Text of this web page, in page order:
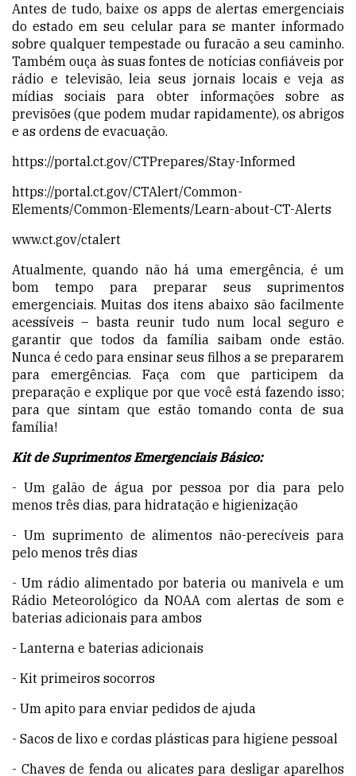
Antes de tudo, baixe os apps de alertas emergenciais
do estado em seu celular para se manter informado
sobre qualquer tempestade ou furacão a seu caminho.
Também ouça às suas fontes de notícias confiáveis por
rádio e televisão, leia seus jornais locais e veja as
mídias sociais para obter informações sobre as
previsões (que podem mudar rapidamente), os abrigos
e as ordens de evacuação.
https://portal.ct.gov/CTPrepares/Stay-Informed
https://portal.ct.gov/CTAlert/Common-
Elements/Common-Elements/Learn-about-CT-Alerts
www.ct.gov/ctalert
Atualmente, quando não há uma emergência, é um
bom tempo para preparar seus suprimentos
emergenciais. Muitas dos itens abaixo são facilmente
acessíveis – basta reunir tudo num local seguro e
garantir que todos da família saibam onde estão.
Nunca é cedo para ensinar seus filhos a se prepararem
para emergências. Faça com que participem da
preparação e explique por que você está fazendo isso;
para que sintam que estão tomando conta de sua
família!
Kit de Suprimentos Emergenciais Básico:
- Um galão de água por pessoa por dia para pelo
menos três dias, para hidratação e higienização
- Um suprimento de alimentos não-perecíveis para
pelo menos três dias
- Um rádio alimentado por bateria ou manivela e um
Rádio Meteorológico da NOAA com alertas de som e
baterias adicionais para ambos
- Lanterna e baterias adicionais
- Kit primeiros socorros
- Um apito para enviar pedidos de ajuda
- Sacos de lixo e cordas plásticas para higiene pessoal
- Chaves de fenda ou alicates para desligar aparelhos